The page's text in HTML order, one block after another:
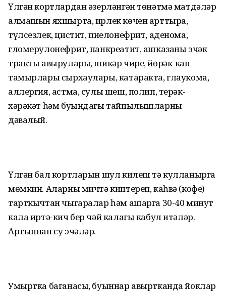
Үлгән кортлардан әзерләнгән төнәтмә матдәләр
алмашын яхшырта, ирлек көчен арттыра,
түлсезлек, цистит, пиелонефрит, аденома,
гломерулонефрит, панкреатит, ашказаны эчәк
тракты авырулары, шикәр чире, йөрәк-кан
тамырлары сырхаулары, катаракта, глаукома,
аллергия, астма, сулы шеш, полип, терәк-
хәрәкәт һәм буындагы тайпылышларны
дәвалый.
Үлгән бал кортларын шул килеш тә кулланырга
мөмкин. Аларны мичтә киптереп, каһвә (кофе)
тарткычтан чыгаралар һәм ашарга 30-40 минут
кала иртә-кич бер чәй калагы кабул итәләр.
Артыннан су эчәләр.
Умыртка баганасы, буыннар авыртканда йоклар